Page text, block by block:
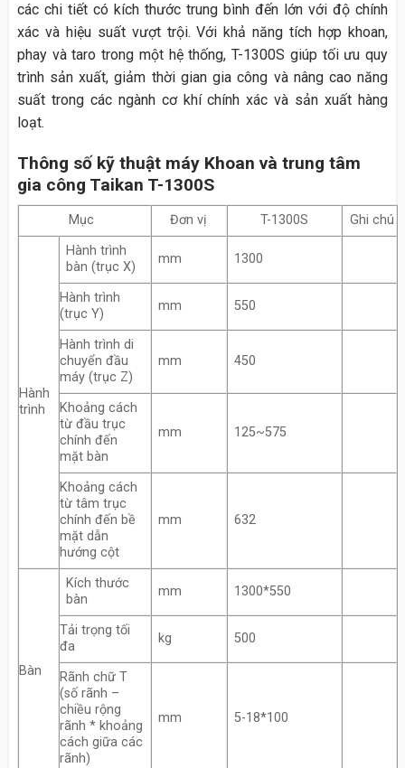
các chi tiết có kích thước trung bình đến lớn với độ chính
xác và hiệu suất vượt trội. Với khả năng tích hợp khoan,
phay và taro trong một hệ thống, T-1300S giúp tối ưu quy
trình sản xuất, giảm thời gian gia công và nâng cao năng
suất trong các ngành cơ khí chính xác và sản xuất hàng
loạt.
Thông số kỹ thuật máy Khoan và trung tâm
gia công Taikan T-1300S
Mục Đơn vị T-1300S Ghi chú
Hành
trình
Hành trình
bàn (trục X)
mm 1300
Hành trình
(trục Y)
mm 550
Hành trình di
chuyển đầu
máy (trục Z)
mm 450
Khoảng cách
từ đầu trục
chính đến
mặt bàn
mm 125~575
Khoảng cách
từ tâm trục
chính đến bề
mặt dẫn
hướng cột
mm 632
Bàn
Kích thước
bàn
mm 1300*550
Tải trọng tối
đa
kg 500
Rãnh chữ T
(số rãnh –
chiều rộng
rãnh * khoảng
cách giữa các
rãnh)
mm 5-18*100